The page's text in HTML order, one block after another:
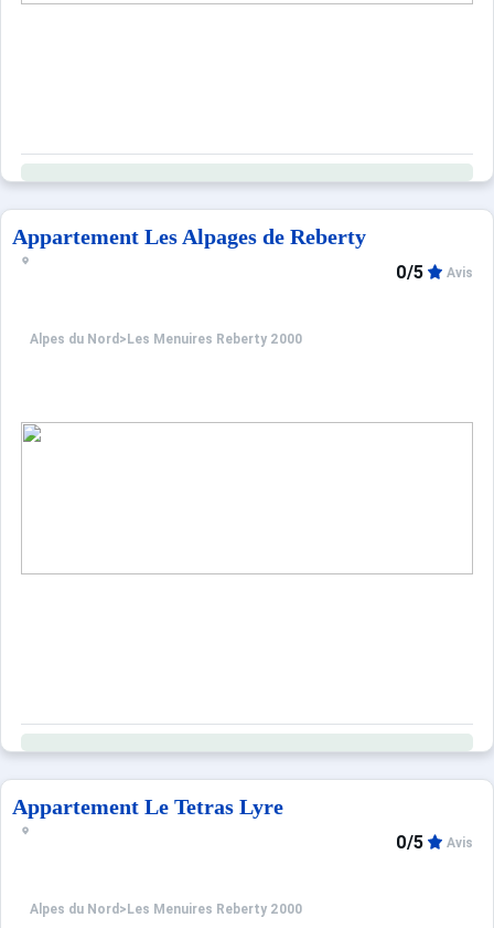
Appartement Les Alpages de Reberty
Alpes du Nord > Les Menuires Reberty 2000
0/5 Avis
Appartement Le Tetras Lyre
Alpes du Nord > Les Menuires Reberty 2000
0/5 Avis